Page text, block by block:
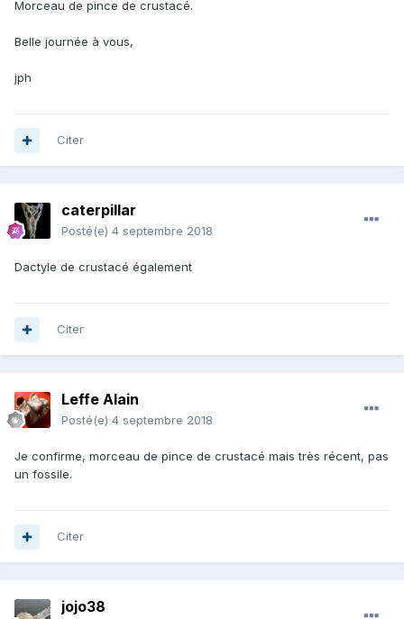
Morceau de pince de crustacé.
Belle journée à vous,
jph
Citer
caterpillar
Posté(e) 4 septembre 2018
Dactyle de crustacé également
Citer
Leffe Alain
Posté(e) 4 septembre 2018
Je confirme, morceau de pince de crustacé mais très récent, pas
un fossile.
Citer
jojo38